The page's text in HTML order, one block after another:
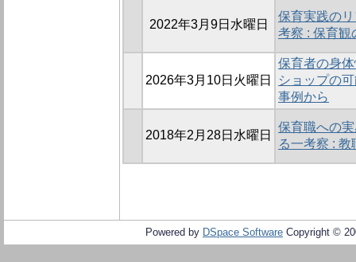
2022年3月9日水曜日
保育実践の
考察 : 保育観
2026年3月10日火曜日
保育者の身
ショップの
事例から
2018年2月28日水曜日
保育職への
る一考察 :
Powered by DSpace Software Copyright ©